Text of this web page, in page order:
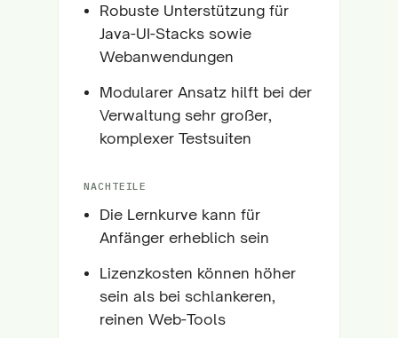
Robuste Unterstützung für
Java-UI-Stacks sowie
Webanwendungen
Modularer Ansatz hilft bei der
Verwaltung sehr großer,
komplexer Testsuiten
NACHTEILE
Die Lernkurve kann für
Anfänger erheblich sein
Lizenzkosten können höher
sein als bei schlankeren,
reinen Web-Tools